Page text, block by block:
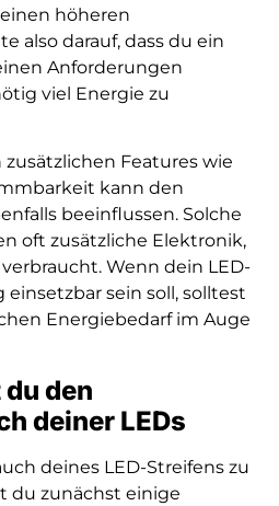
höheren
also darauf, dass du ein
Anforderungen
viel Energie zu
Features wie
kann den
beeinflussen. Solche
oft zusätzliche Elektronik,
Wenn dein LED-
einsetzbar sein soll, solltest
Energiebedarf im Auge
den
deiner LEDs
deines LED-Streifens zu
du zunächst einige